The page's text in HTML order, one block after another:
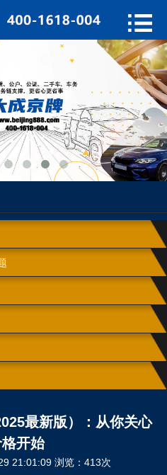
最新版）：从你关心
开始
21:01:09 浏览：413次